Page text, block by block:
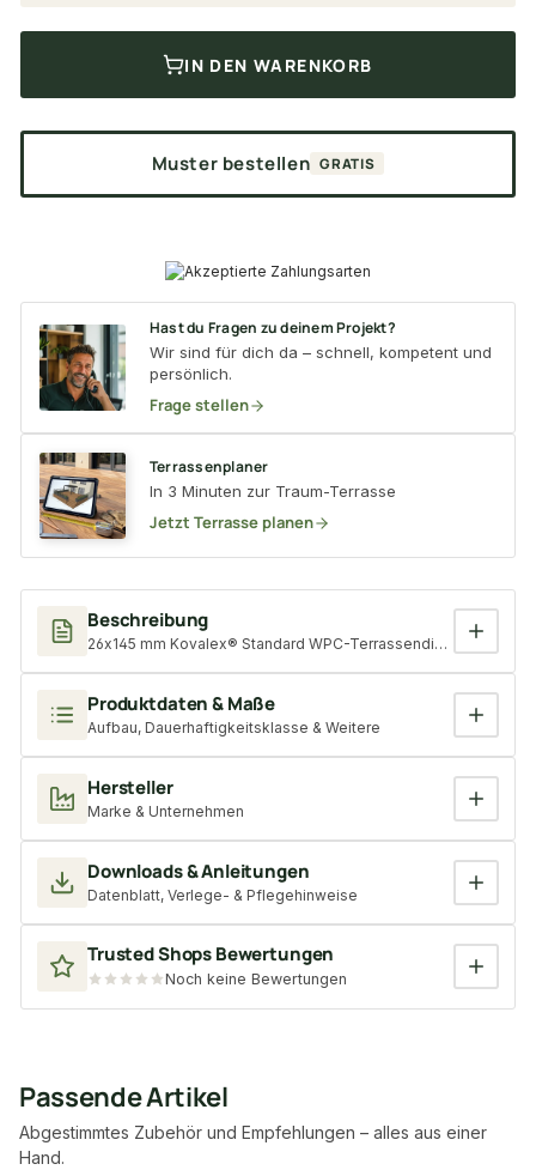
Beschreibung
26x145 mm Kovalex® Standard WPC-Terrassendiele,
Produktdaten & Maße
Aufbau, Dauerhaftigkeitsklasse & Weitere
Hersteller
Marke & Unternehmen
Downloads & Anleitungen
Datenblatt, Verlege- & Pflegehinweise
Trusted Shops Bewertungen
Noch keine Bewertungen
IN DEN WARENKORB
Muster bestellen GRATIS
Hast du Fragen zu deinem Projekt?
Wir sind für dich da – schnell, kompetent und
persönlich.
Frage stellen
Terrassenplaner
In 3 Minuten zur Traum-Terrasse
Jetzt Terrasse planen
Passende Artikel
Abgestimmtes Zubehör und Empfehlungen – alles aus einer
Hand.